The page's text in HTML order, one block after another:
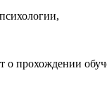
о прохождении